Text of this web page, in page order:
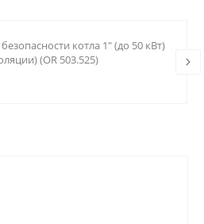
котла 1" (до 50 кВт)
(OR 503.525)